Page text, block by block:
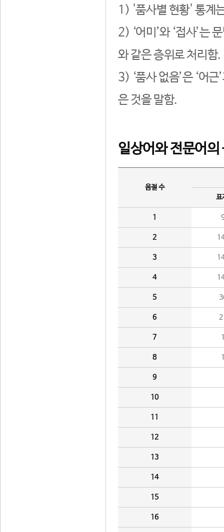
1) '품사별 현황' 통계
2) ‘어미’와 ‘접사’는
와 같은 층위로 처리함.
3) ‘품사 없음’은 ‘어
은 것을 말함.
일상어와 전문어의
음절 수
표
1
2
3
4
5
6
7
8
9
10
11
12
13
14
15
16